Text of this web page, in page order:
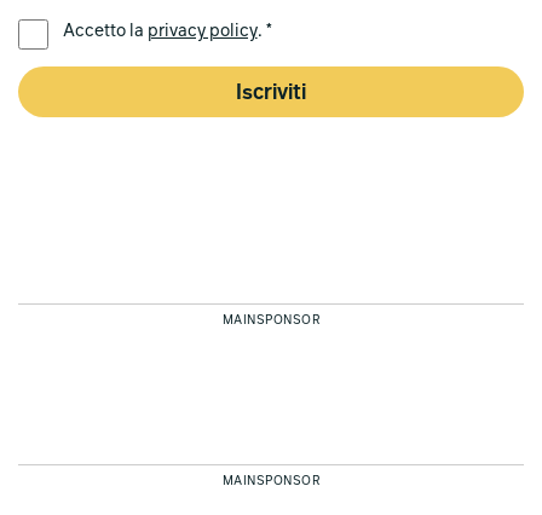
Accetto la privacy policy. *
Iscriviti
MAINSPONSOR
MAINSPONSOR